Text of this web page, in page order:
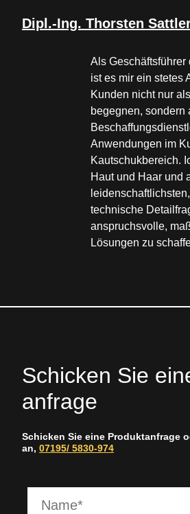
Dipl.-Ing. Thorsten
Als Geschäftsführer
ist es mir ein stetes
Kunden nicht nur
begegnen, sondern
Anwendungen im
Kautschukbereich.
Haut und Haar und
technische
anspruchsvolle,
Lösungen zu
Schicken Sie
anfrage
Schicken Sie eine Produktanfrage
an, 07195/ 5830-974